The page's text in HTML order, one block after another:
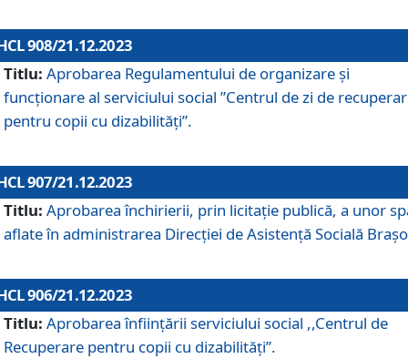
908/21.12.2023
Titlu: Aprobarea Regulamentului de organizare şi
funcţionare al serviciului social ”Centrul de zi de
pentru copii cu dizabilități”.
907/21.12.2023
Titlu: Aprobarea închirierii, prin licitație publică, a unor
aflate în administrarea Direcției de Asistență Socială
906/21.12.2023
Titlu: Aprobarea înființării serviciului social ,,Centrul de
Recuperare pentru copii cu dizabilități”.